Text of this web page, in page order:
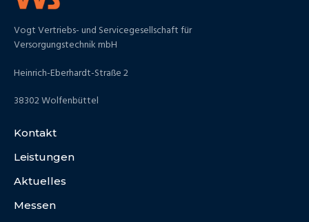
Vogt Vertriebs- und Servicegesellschaft für
Versorgungstechnik mbH
Heinrich-Eberhardt-Straße 2
38302 Wolfenbüttel
Kontakt
Leistungen
Aktuelles
Messen